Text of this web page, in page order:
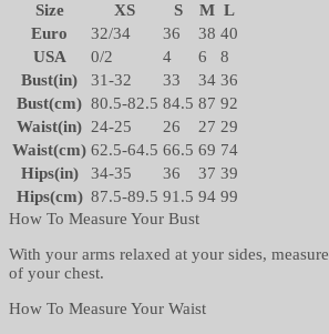
Size XS S M L
Euro
32/34 36 38 40
USA
0/2 4 6
8
Bust(in)
31-32 33 34 36
Bust(cm) 80.5-82.5 84.5 87 92
Waist(in) 24-25 26 27 29
Waist(cm) 62.5-64.5 66.5 69 74
Hips(in)
34-35 36 37 39
Hips(cm) 87.5-89.5 91.5 94 99
How To Measure Your Bust
With your arms relaxed at your sides,
of your chest.
How To Measure Your Waist